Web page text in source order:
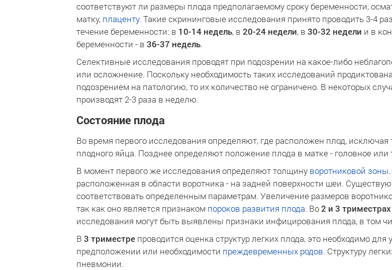
соответствуют ли размеры плода предполагаемому сроку беременности,
матку, плаценту. Такие скрининговые исследования принято проводить 3-4
течение беременности: в 10-14 недель, в 20-24 недели, в 30-32 недели и в
беременности - в 36-37 недель.
Селективные исследования проводят при подозрении на какое-либо
или осложнение. Поскольку необходимость таких исследований продиктована
подозрением на патологию, то их количество не ограничено. В некоторых
производят 2-3 раза в неделю.
Состояние плода
Во время первого исследования определяют, где расположен плод,
плодного яйца. Позднее определяют положение плода в матке - головное или
В момент первого же исследования определяют толщину воротниковой зоны
расположенная в области воротника - на задней поверхности шеи.
соответствовать определенным параметрам. Увеличение размеров
так как оно является признаком пороков развития плода. Во2 и 3 триместрах
исследования могут быть выявлены признаки инфицирования плода, в том
В 3 триместре проводится оценка структур легких плода, это необходимо
предположении или необходимости преждевременных родов. Структуру
пневмонии.